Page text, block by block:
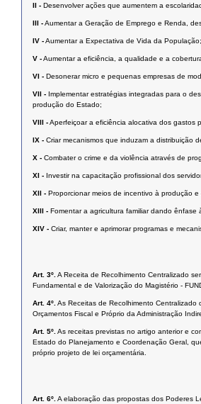
II - Desenvolver ações que aumentem a
III -Aumentar a Geração de Emprego e Renda,
IV -Aumentar a Expectativa de Vida da População;
V -Aumentar a eficiência, a qualidade e a
VI - Desonerar micro e pequenas empresas de
VII - Implementar estratégias integradas para o
produção do Estado;
VIII -Aperfeiçoar a eficiência alocativa dos gastos
IX - Criar mecanismos que induzam a distribuição
X - Combater o crime e da violência através de
XI - Investir na capacitação profissional dos
XII - Proporcionar meios de incentivo à produção
XIII - Fomentar a agricultura familiar dando ênfase
XIV - Criar, manter e aprimorar programas e
Art. 3º. A Receita de Recolhimento Centralizado
Fundamental e de Valorização do Magistério -
Art. 4º. As Receitas de Recolhimento
Orçamentos Fiscal e Próprio da Administração
Art. 5º. As receitas previstas no artigo anterior e
Estado do Planejamento e Coordenação Geral,
próprio projeto de lei orçamentária.
Art. 6º. A elaboração das propostas dos Poderes